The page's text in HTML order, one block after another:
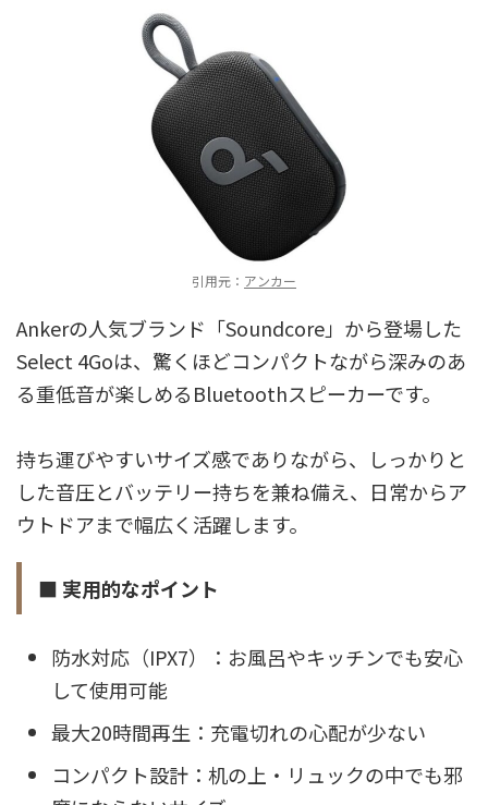
引用元： アンカー
Ankerの人気ブランド「Soundcore」から登場した
Select 4Goは、驚くほどコンパクトながら深みのあ
る重低音が楽しめるBluetoothスピーカーです。
持ち運びやすいサイズ感でありながら、しっかりと
した音圧とバッテリー持ちを兼ね備え、日常からア
ウトドアまで幅広く活躍します。
■ 実用的なポイント
防水対応（IPX7）：お風呂やキッチンでも安心
して使用可能
最大20時間再生：充電切れの心配が少ない
コンパクト設計：机の上・リュックの中でも邪